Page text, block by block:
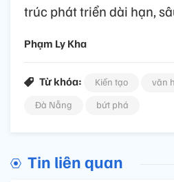
trúc phát triển dài hạn,
Phạm Ly Kha
Từ khóa: Kiến tạo văn
Đà Nẵng
bứt phá
Tin liên quan